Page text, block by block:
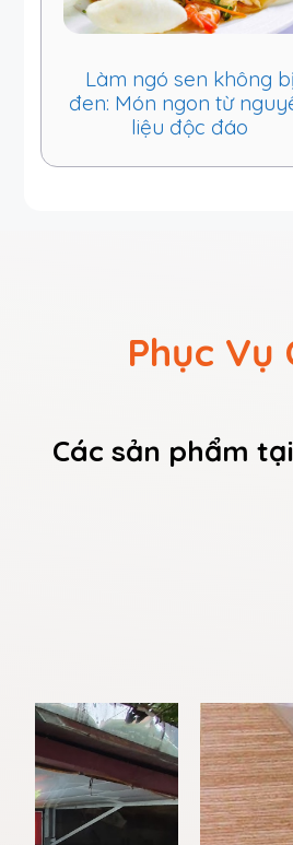
Làm ngó sen không bị
đen: Món ngon từ
liệu độc đáo
Phục Vụ
Các sản phẩm